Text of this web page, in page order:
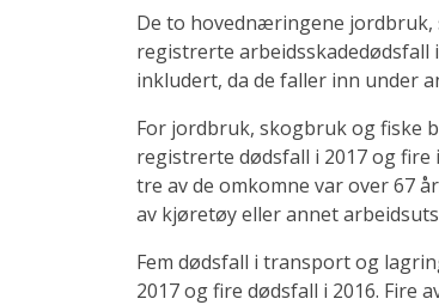
De to hovednæringene
registrerte arbeidsskadedødsfall
inkludert, da de faller inn under
For jordbruk, skogbruk og fiske
registrerte dødsfall i 2017 og
tre av de omkomne var over 67
av kjøretøy eller annet
Fem dødsfall i transport og
2017 og fire dødsfall i 2016. Fire